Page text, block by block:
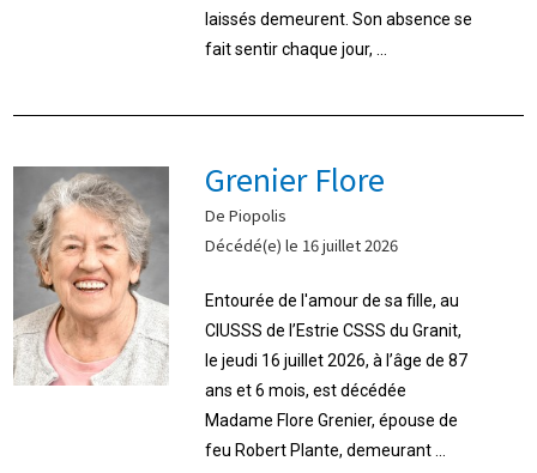
laissés demeurent. Son absence se
fait sentir chaque jour, ...
Grenier Flore
De Piopolis
Décédé(e) le 16 juillet 2026
Entourée de l'amour de sa fille, au
CIUSSS de l’Estrie CSSS du Granit,
le jeudi 16 juillet 2026, à l’âge de 87
ans et 6 mois, est décédée
Madame Flore Grenier, épouse de
feu Robert Plante, demeurant ...